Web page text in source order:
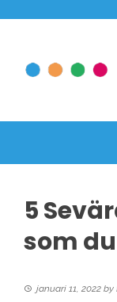
5
som
januari 11, 2022 by